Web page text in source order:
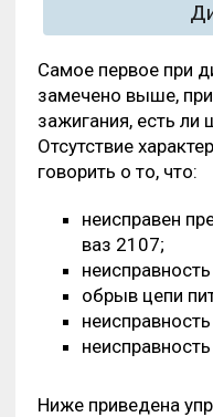
Самое первое при
замечено выше,
зажигания, есть ли
Отсутствие
говорить о то, что:
неисправен
ваз 2107;
обрыв цепи
Ниже приведена